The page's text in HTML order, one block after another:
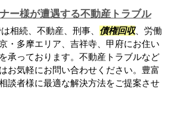
ー様が遭遇する不動産トラブル
相続、不動産、刑事、 債権回収、労働
・多摩エリア、吉祥寺、甲府にお住い
承っております。不動産トラブルなど
お気軽にお問い合わせください。豊富
談者様に最適な解決方法をご提案させ